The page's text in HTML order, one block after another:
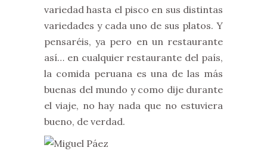
variedad hasta el pisco en sus distintas
variedades y cada uno de sus platos. Y
pensaréis, ya pero en un restaurante
así… en cualquier restaurante del país,
la comida peruana es una de las más
buenas del mundo y como dije durante
el viaje, no hay nada que no estuviera
bueno, de verdad.